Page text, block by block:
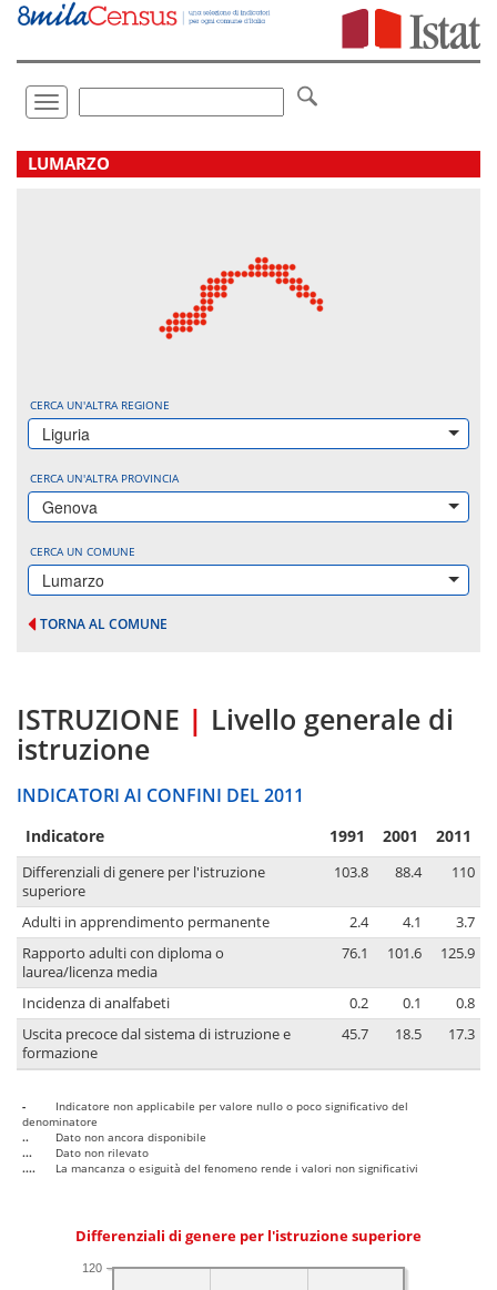
Vai
direttamente
Toggle
navigation
LUMARZO
CERCA UN'ALTRA REGIONE
Liguria
CERCA UN'ALTRA PROVINCIA
Genova
CERCA UN COMUNE
Lumarzo
TORNA AL COMUNE
ISTRUZIONE | Livello generale di
istruzione
INDICATORI AI CONFINI DEL 2011
Indicatore 1991 2001 2011
Differenziali di genere per l'istruzione
superiore
103.8 88.4 110
Adulti in apprendimento permanente 2.4 4.1
3.7
Rapporto adulti con diploma o
laurea/licenza media
76.1 101.6 125.9
Incidenza di analfabeti 0.2 0.1
0.8
Uscita precoce dal sistema di istruzione e
formazione
45.7 18.5 17.3
-
Indicatore non applicabile per valore nullo o poco significativo del
denominatore
..
Dato non ancora disponibile
...
Dato non rilevato
....
La mancanza o esiguità del fenomeno rende i valori non significativi
Differenziali di genere per l'istruzione superiore
120